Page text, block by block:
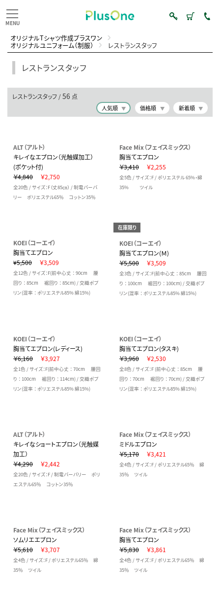
オリジナルTシャツ作成プラスワン
オリジナルユニフォーム（制服） レストランスタッフ
レストランスタッフ
レストランスタッフ /56 点
人気順 価格順 新着順
ALT（アルト）
キレイなエプロン（光触媒加工）
(ポケット付)
￥4,840
￥2,750
全20色 / サイズ：F（丈85㎝） / 制電バーバ
リー ポリエステル65％ コットン35％
Face Mix（フェイスミックス）
胸当てエプロン
￥3,410
￥2,255
全5色 / サイズ：F / ポリエステル 65%・綿
35% ツイル
KOEI（コーエイ）
胸当てエプロン
¥5,500
￥3,509
全12色 / サイズ：F(前中心丈 ： 90cm 腰
回り ： 85cm 裾回り ： 85cm) / 交織ポプ
リン(混率 ： ポリエステル85% 綿15%)
在庫限り
KOEI（コーエイ）
胸当てエプロン(Ｍ)
￥5,500
￥3,509
全3色 / サイズ：F(前中心丈 ： 85cm 腰回
り ： 100cm 裾回り ： 100cm) / 交織ポプ
リン(混率 ： ポリエステル85% 綿15%)
KOEI（コーエイ）
胸当てエプロン(レディース)
￥6,160
￥3,927
全1色 / サイズ：F(前中心丈 ： 70cm 腰回
り ： 100cm 裾回り ： 114cm) / 交織ポプ
リン(混率 ： ポリエステル85% 綿15%)
KOEI（コーエイ）
胸当てエプロン(タスキ)
￥3,960
￥2,530
全8色 / サイズ：F (前中心丈 ： 85cm 腰
回り ： 70cm 裾回り ： 70cm) / 交織ポプ
リン(混率 ： ポリエステル85% 綿15%)
ALT（アルト）
キレイなショートエプロン（光触媒
加工）
￥4,290
￥2,442
全20色 / サイズ：F / 制電バーバリー ポリ
エステル65％ コットン35％
Face Mix（フェイスミックス）
ミドルエプロン
￥5,170
￥3,421
全4色 / サイズ：F / ポリエステル65％ 綿
35％ ツイル
Face Mix（フェイスミックス）
ソムリエエプロン
￥5,610
￥3,707
全4色 / サイズ：F / ポリエステル65％ 綿
35％ ツイル
Face Mix（フェイスミックス）
胸当てエプロン
￥5,830
￥3,861
全4色 / サイズ：F / ポリエステル65％ 綿
35％ ツイル